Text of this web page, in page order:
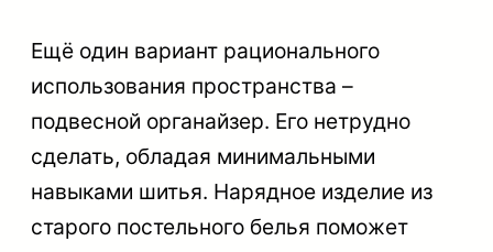
Ещё один вариант рационального
использования пространства –
подвесной органайзер. Его нетрудно
сделать, обладая минимальными
навыками шитья. Нарядное изделие из
старого постельного белья поможет